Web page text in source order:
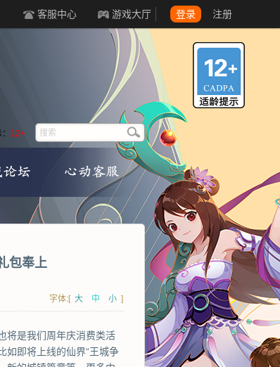
客服中心 游戏大厅 登录 注册
12+
包奉上
字体:[ 大 中 小 ]
将是我们周年庆消费类活
如即将上线的仙界“王城争